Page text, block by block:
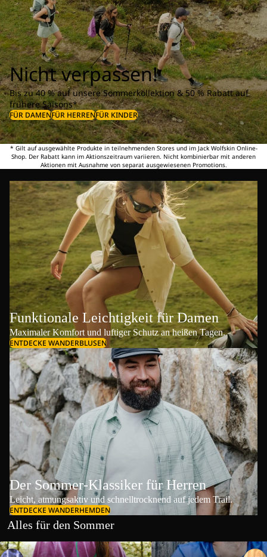
Nicht verpassen!
Bis zu 40 % auf unsere Sommerkollektion & 50 % Rabatt auf
frühere Saisons*
FÜR DAMENFÜR HERRENFÜR KINDER
* Gilt auf ausgewählte Produkte in teilnehmenden Stores und im Jack Wolfskin Online-
Shop. Der Rabatt kann im Aktionszeitraum variieren. Nicht kombinierbar mit anderen
Aktionen mit Ausnahme von separat ausgewiesenen Promotions.
Funktionale Leichtigkeit für Damen
Maximaler Komfort und luftiger Schutz an heißen Tagen.
ENTDECKE WANDERBLUSEN
Der Sommer-Klassiker für Herren
Leicht, atmungsaktiv und schnelltrocknend auf jedem Trail.
ENTDECKE WANDERHEMDEN
Alles für den Sommer
Damen T-Shirts & Polos Herren T-Shirts & Polos